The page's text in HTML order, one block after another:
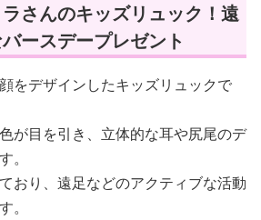
さんのキッズリュック！遠
ースデープレゼント
をデザインしたキッズリュックで
が目を引き、立体的な耳や尻尾のデ
。
おり、遠足などのアクティブな活動
。